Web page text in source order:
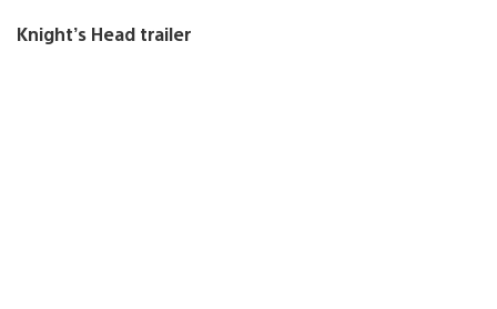
Knight’s Head trailer